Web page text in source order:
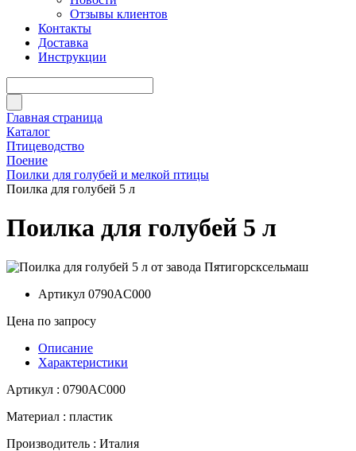
Отзывы клиентов
Контакты
Доставка
Инструкции
Главная страница
Каталог
Птицеводство
Поение
Поилки для голубей и мелкой птицы
Поилка для голубей 5 л
Поилка для голубей 5 л
Артикул 0790AC000
Цена по запросу
Описание
Характеристики
Артикул : 0790AC000
Материал : пластик
Производитель : Италия